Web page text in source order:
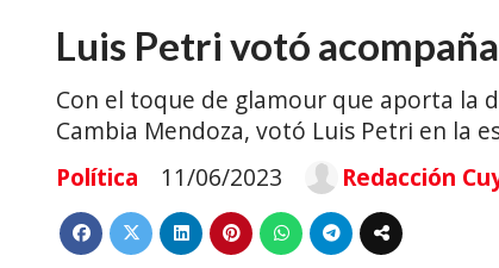
Luis Petri votó
Con el toque de glamour que aporta la
Cambia Mendoza, votó Luis Petri en la
Política
11/06/2023 Redacción